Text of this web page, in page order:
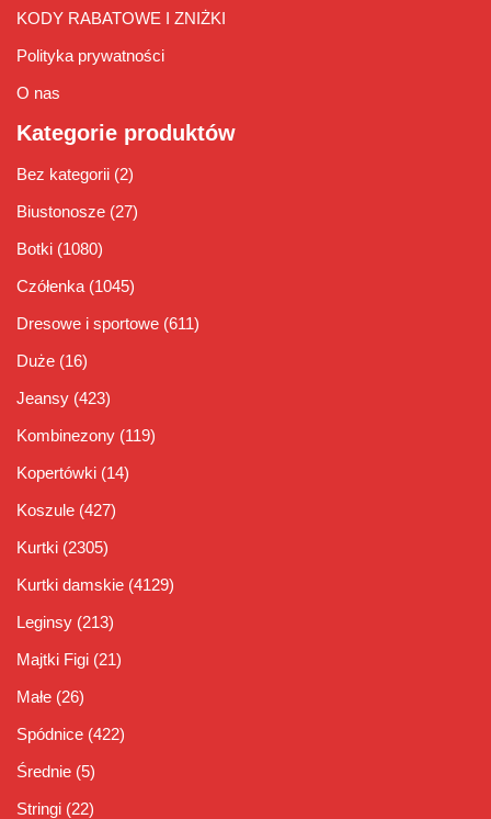
KODY RABATOWE I ZNIŻKI
Polityka prywatności
O nas
Kategorie produktów
Bez kategorii (2)
Biustonosze (27)
Botki (1080)
Czółenka (1045)
Dresowe i sportowe (611)
Duże (16)
Jeansy (423)
Kombinezony (119)
Kopertówki (14)
Koszule (427)
Kurtki (2305)
Kurtki damskie (4129)
Leginsy (213)
Majtki Figi (21)
Małe (26)
Spódnice (422)
Średnie (5)
Stringi (22)